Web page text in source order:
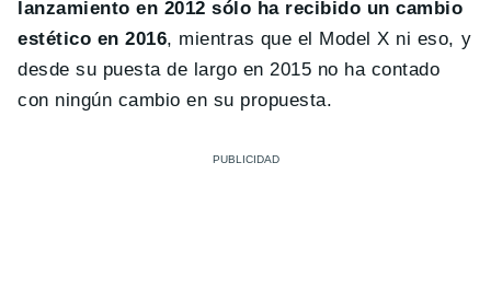
lanzamiento en 2012 sólo ha recibido un cambio
estético en 2016, mientras que el Model X ni eso, y
desde su puesta de largo en 2015 no ha contado
con ningún cambio en su propuesta.